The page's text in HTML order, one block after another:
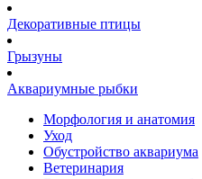
Декоративные птицы
Грызуны
Аквариумные рыбки
Морфология и анатомия
Уход
Обустройство аквариума
Ветеринария